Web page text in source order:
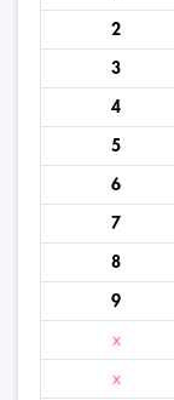
2
3
4
5
6
7
8
9
x
x